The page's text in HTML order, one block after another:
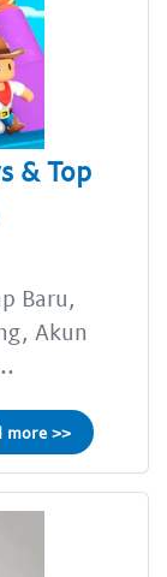
& Top
Baru,
Akun
more >>